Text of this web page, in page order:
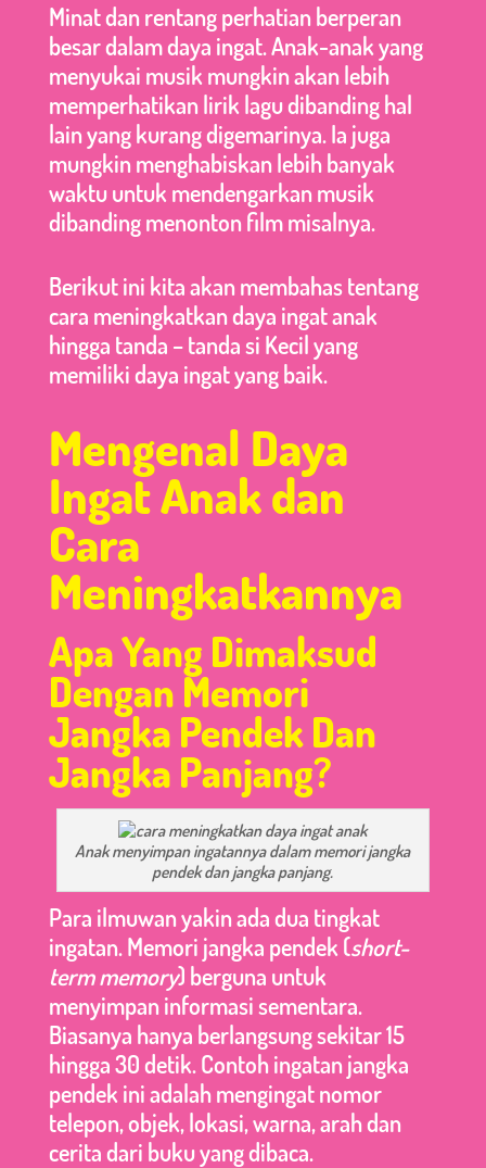
Minat dan rentang perhatian berperan
besar dalam daya ingat. Anak-anak yang
menyukai musik mungkin akan lebih
memperhatikan lirik lagu dibanding hal
lain yang kurang digemarinya. Ia juga
mungkin menghabiskan lebih banyak
waktu untuk mendengarkan musik
dibanding menonton film misalnya.
Berikut ini kita akan membahas tentang
cara meningkatkan daya ingat anak
hingga tanda – tanda si Kecil yang
memiliki daya ingat yang baik.
Mengenal Daya
Ingat Anak dan
Cara
Meningkatkannya
Apa Yang Dimaksud
Dengan Memori
Jangka Pendek Dan
Jangka Panjang?
Anak menyimpan ingatannya dalam memori jangka
pendek dan jangka panjang.
Para ilmuwan yakin ada dua tingkat
ingatan. Memori jangka pendek (short-
term memory) berguna untuk
menyimpan informasi sementara.
Biasanya hanya berlangsung sekitar 15
hingga 30 detik. Contoh ingatan jangka
pendek ini adalah mengingat nomor
telepon, objek, lokasi, warna, arah dan
cerita dari buku yang dibaca.